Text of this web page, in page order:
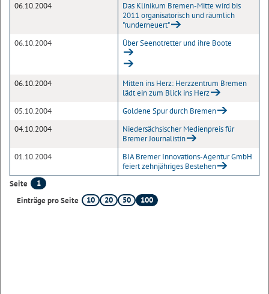
06.10.2004
Das Klinikum Bremen-Mitte wird bis
2011 organisatorisch und räumlich
"runderneuert"
06.10.2004
Über Seenotretter und ihre Boote
06.10.2004
Mitten ins Herz: Herzzentrum Bremen
lädt ein zum Blick ins Herz
05.10.2004
Goldene Spur durch Bremen
04.10.2004
Niedersächsischer Medienpreis für
Bremer Journalistin
01.10.2004
BIA Bremer Innovations-Agentur GmbH
feiert zehnjähriges Bestehen
Seite
1
Einträge pro Seite
10 20 50 100